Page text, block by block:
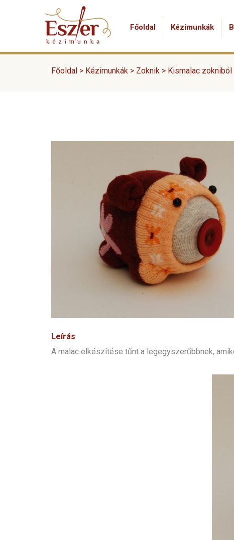
Főoldal Kézimunkák
Főoldal > Kézimunkák > Zoknik > Kismalac zokniból
Leírás
A malac elkészítése tűnt a legegyszerűbbnek,